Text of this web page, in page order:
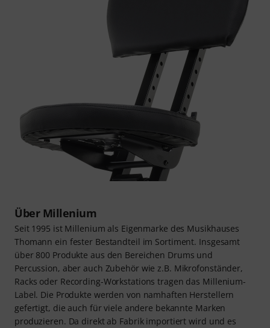
Über Millenium
Seit 1995 ist Millenium als Eigenmarke des Musikhauses
Thomann ein fester Bestandteil im Sortiment. Insgesamt
über 800 Produkte aus den Bereichen Drums und
Percussion, aber auch Zubehör wie z.B. Mikrofonständer,
Racks oder Recording-Workstations tragen das Millenium-
Label. Die Produkte werden von namhaften Herstellern
gefertigt, die auch für viele andere bekannte Marken
produzieren. Da direkt ab Fabrik importiert wird und es